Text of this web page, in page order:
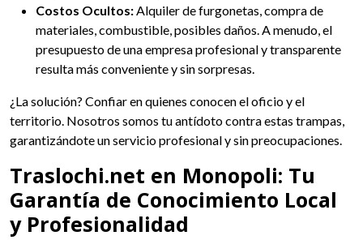
Costos Ocultos:Alquiler de furgonetas, compra de
materiales, combustible, posibles daños. A menudo, el
presupuesto de una empresa profesional y transparente
resulta más conveniente y sin sorpresas.
¿La solución? Confiar en quienes conocen el oficio y el
territorio. Nosotros somos tu antídoto contra estas trampas,
garantizándote un servicio profesional y sin preocupaciones.
Traslochi.net en Monopoli: Tu
Garantía de Conocimiento Local
y Profesionalidad